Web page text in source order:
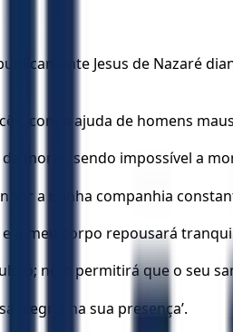
Jesus de Nazaré
com a ajuda de homens
morte, sendo impossível a
a minha companhia
e o meu corpo repousará
nem permitirá que o seu
alegria na sua presença’.